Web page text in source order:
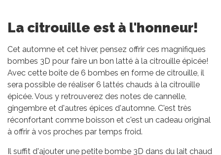
La citrouille est à l'honneur!
Cet automne et cet hiver, pensez offrir ces magnifiques
bombes 3D pour faire un bon latté à la citrouille épicée!
Avec cette boîte de 6 bombes en forme de citrouille, il
sera possible de réaliser 6 lattés chauds à la citrouille
épicée. Vous y retrouverez des notes de cannelle,
gingembre et d'autres épices d'automne. C'est très
réconfortant comme boisson et c'est un cadeau original
à offrir à vos proches par temps froid.
Il suffit d'ajouter une petite bombe 3D dans du lait chaud